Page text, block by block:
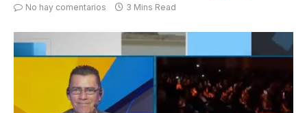
No hay comentarios 3 Mins Read